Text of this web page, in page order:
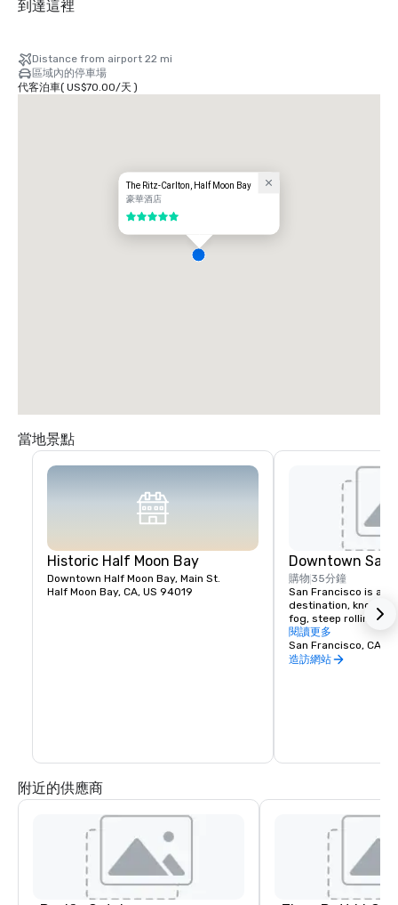
到達這裡
Distance from airport 22 mi
區域內的停車場
代客泊車( US$70.00/天 )
The Ritz-Carlton, Half Moon Bay
豪華酒店
5/5
當地景點
Historic Half Moon Bay
Downtown Half Moon Bay, Main St.
Half Moon Bay, CA, US 94019
Downtown San
購物 35分鐘
San Francisco is a
destination, known
fog, steep rolling
architecture, and
the Golden Gate
former prison on
閱讀更多
San Francisco, CA,
造訪網站
附近的供應商